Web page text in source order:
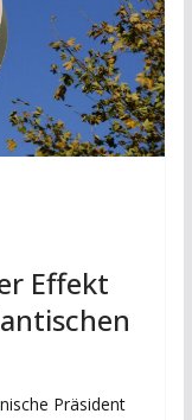
Effekt
Präsident